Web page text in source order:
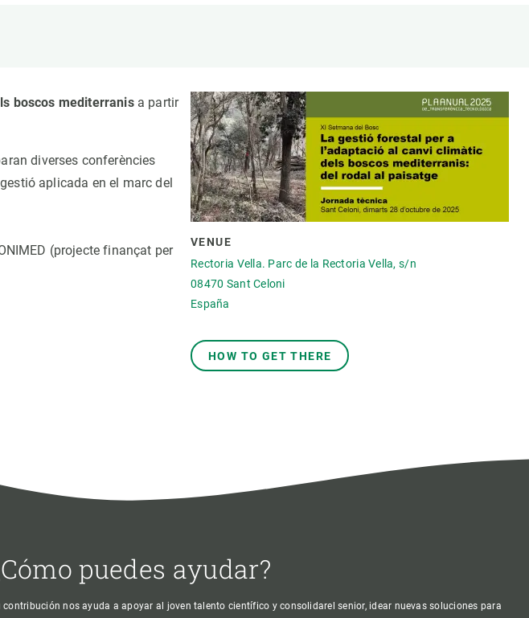
VENUE
Rectoria Vella. Parc de la Rectoria Vella, s/n
08470 Sant Celoni
España
HOW TO GET THERE
boscos mediterranisa partir
diverses conferències
aplicada en el marc del
(projecte finançat per
puedes ayudar?
contribución nos ayuda a apoyar al joven talento científico y consolidarel senior, idear nuevas soluciones para
Desarrollo de carrera
Seminarios y actividades internas
Te ofrecemos formación